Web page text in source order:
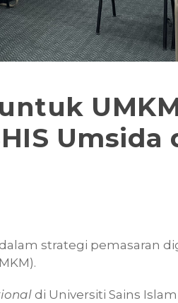
Umsida
strategi pemasaran
di Universiti Sains Islam